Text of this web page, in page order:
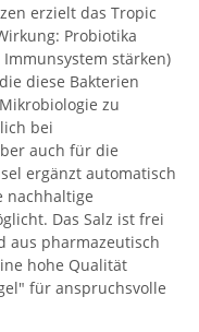
erzielt das Tropic
Probiotika
stärken)
diese Bakterien
zu
bei
auch für die
ergänzt automatisch
nachhaltige
Das Salz ist frei
aus pharmazeutisch
hohe Qualität
für anspruchsvolle